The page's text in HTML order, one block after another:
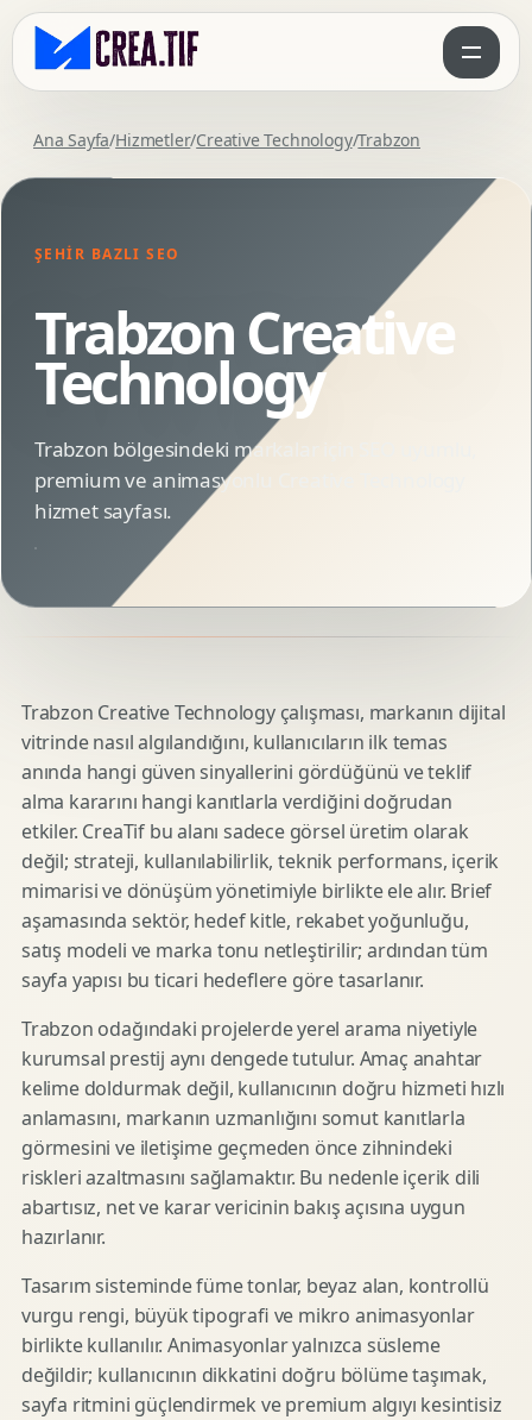
Ana Sayfa/Hizmetler/Creative Technology/Trabzon
ŞEHIR BAZLI SEO
Trabzon Creative
Technology
Trabzon bölgesindeki markalar için SEO uyumlu,
premium ve animasyonlu Creative Technology
hizmet sayfası.
Trabzon Creative Technology çalışması, markanın dijital
vitrinde nasıl algılandığını, kullanıcıların ilk temas
anında hangi güven sinyallerini gördüğünü ve teklif
alma kararını hangi kanıtlarla verdiğini doğrudan
etkiler. CreaTif bu alanı sadece görsel üretim olarak
değil; strateji, kullanılabilirlik, teknik performans, içerik
mimarisi ve dönüşüm yönetimiyle birlikte ele alır. Brief
aşamasında sektör, hedef kitle, rekabet yoğunluğu,
satış modeli ve marka tonu netleştirilir; ardından tüm
sayfa yapısı bu ticari hedeflere göre tasarlanır.
Trabzon odağındaki projelerde yerel arama niyetiyle
kurumsal prestij aynı dengede tutulur. Amaç anahtar
kelime doldurmak değil, kullanıcının doğru hizmeti hızlı
anlamasını, markanın uzmanlığını somut kanıtlarla
görmesini ve iletişime geçmeden önce zihnindeki
riskleri azaltmasını sağlamaktır. Bu nedenle içerik dili
abartısız, net ve karar vericinin bakış açısına uygun
hazırlanır.
Tasarım sisteminde füme tonlar, beyaz alan, kontrollü
vurgu rengi, büyük tipografi ve mikro animasyonlar
birlikte kullanılır. Animasyonlar yalnızca süsleme
değildir; kullanıcının dikkatini doğru bölüme taşımak,
sayfa ritmini güçlendirmek ve premium algıyı kesintisiz